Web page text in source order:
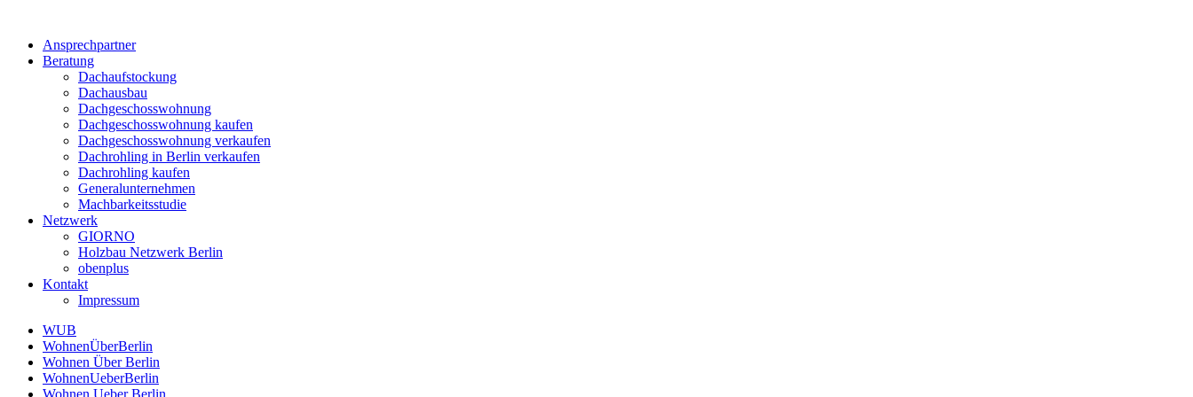
Ansprechpartner
Beratung
Dachaufstockung
Dachausbau
Dachgeschosswohnung
Dachgeschosswohnung kaufen
Dachgeschosswohnung verkaufen
Dachrohling in Berlin verkaufen
Dachrohling kaufen
Generalunternehmen
Machbarkeitsstudie
Netzwerk
GIORNO
Holzbau Netzwerk Berlin
obenplus
Kontakt
Impressum
WUB
WohnenÜberBerlin
Wohnen Über Berlin
WohnenUeberBerlin
Wohnen Ueber Berlin